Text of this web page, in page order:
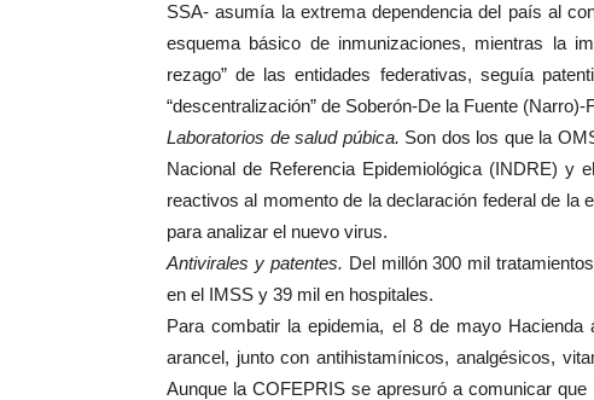
SSA- asumía la extrema dependencia del país al
esquema básico de inmunizaciones, mientras la
rezago” de las entidades federativas, seguía
“descentralización” de Soberón-De la Fuente
Laboratorios de salud púbica. Son dos los que la
Nacional de Referencia Epidemiológica (INDRE) y
reactivos al momento de la declaración federal de la
para analizar el nuevo virus.
Antivirales y patentes. Del millón 300 mil
en el IMSS y 39 mil en hospitales.
Para combatir la epidemia, el 8 de mayo
arancel, junto con antihistamínicos, analgésicos,
Aunque la COFEPRIS se apresuró a comunicar